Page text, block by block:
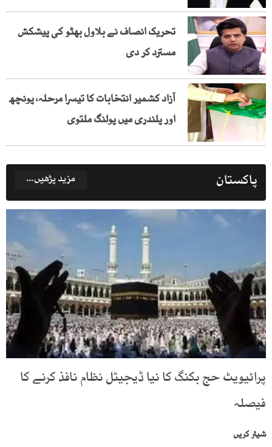
تحریک انصاف نے بلاول بھٹو کی پیشکش
مسترد کر دی
آزاد کشمیر انتخابات کا تیسرا مرحلہ، پونچھ
اور پلندری میں پولنگ ملتوی
پاکستان مزید پڑھیں...
پرائیویٹ حج بکنگ کا نیا ڈیجیٹل نظام نافذ کرنے کا
فیصلہ
شیئر کریں